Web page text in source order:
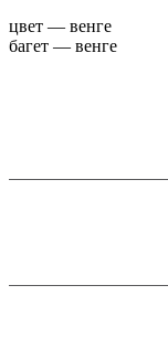
цвет — венге
багет — венге